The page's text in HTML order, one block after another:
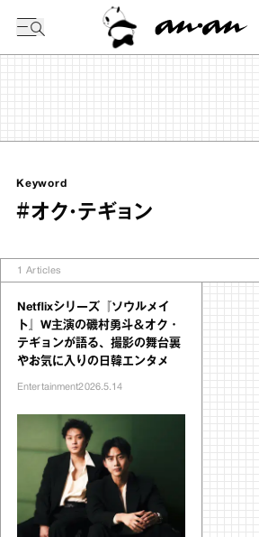
Keyword
#オク・テギョン
1 Articles
Netflixシリーズ『ソウルメイ
ト』W主演の磯村勇斗＆オク・
テギョンが語る、撮影の舞台裏
やお気に入りの日韓エンタメ
Entertainment2026.5.14